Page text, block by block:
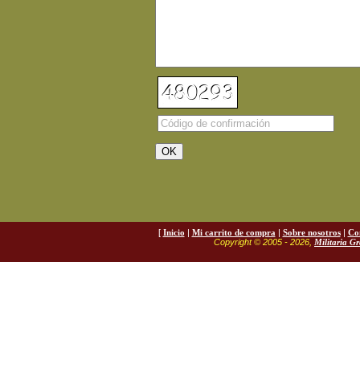
[ Inicio | Mi carrito de compra | Sobre nosotros|
Copyright © 2005 - 2026, Militaria